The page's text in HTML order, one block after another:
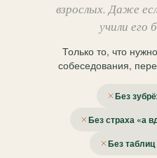
взрослых. Даже
учили его
Только то, что
собеседования,
Без
Без страха «а
Без таблиц